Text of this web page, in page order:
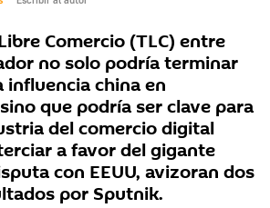
Comercio (TLC) entre
no solo podría terminar
influencia china en
que podría ser clave para
del comercio digital
a favor del gigante
con EEUU, avizoran dos
por Sputnik.